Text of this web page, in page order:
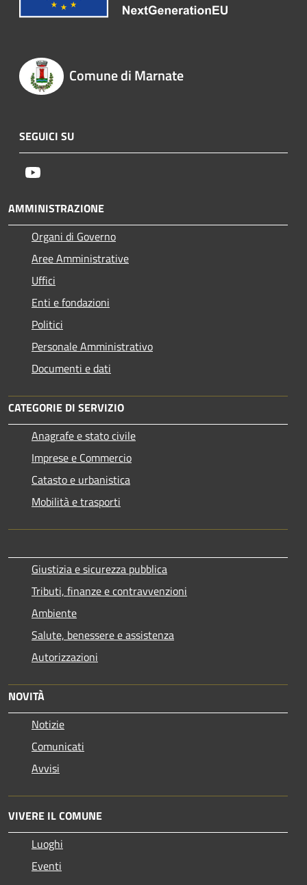
Comune di Marnate
SEGUICI SU
AMMINISTRAZIONE
Organi di Governo
Aree Amministrative
Uffici
Enti e fondazioni
Politici
Personale Amministrativo
Documenti e dati
CATEGORIE DI SERVIZIO
Anagrafe e stato civile
Imprese e Commercio
Catasto e urbanistica
Mobilità e trasporti
Giustizia e sicurezza pubblica
Tributi, finanze e contravvenzioni
Ambiente
Salute, benessere e assistenza
Autorizzazioni
NOVITÀ
Notizie
Comunicati
Avvisi
VIVERE IL COMUNE
Luoghi
Eventi